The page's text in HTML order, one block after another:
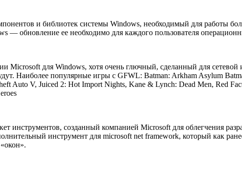
и библиотек системы Windows, необходимый для работы
— обновление ее необходимо для каждого пользователя
Microsoft для Windows, хотя очень глючный, сделанный для
Наиболее популярные игры с GFWL: Batman: Arkham Asylum
Auto V, Juiced 2: Hot Import Nights, Kane & Lynch: Dead Men, Red
инструментов, созданный компанией Microsoft для облегчения
инструмент для microsoft net framework, который как